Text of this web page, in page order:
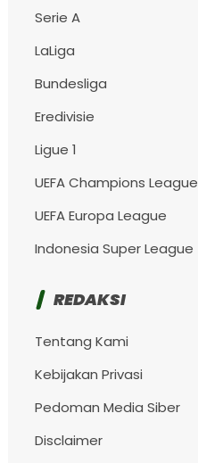
Serie A
LaLiga
Bundesliga
Eredivisie
Ligue 1
UEFA Champions League
UEFA Europa League
Indonesia Super League
REDAKSI
Tentang Kami
Kebijakan Privasi
Pedoman Media Siber
Disclaimer